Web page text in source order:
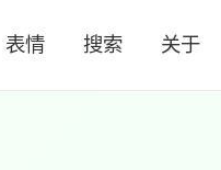
表情 搜索 关于